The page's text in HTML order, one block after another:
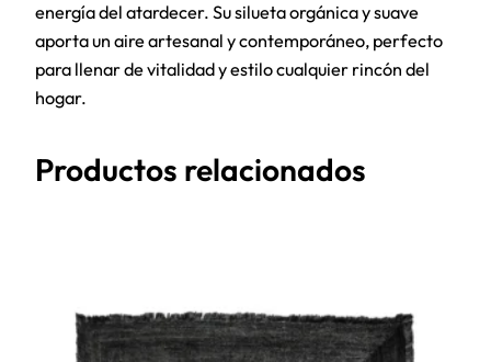
energía del atardecer. Su silueta orgánica y suave
aporta un aire artesanal y contemporáneo, perfecto
para llenar de vitalidad y estilo cualquier rincón del
hogar.
Productos relacionados